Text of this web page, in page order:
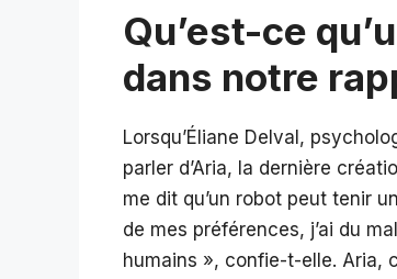
Qu’est-ce
dans notre
Lorsqu’Éliane Delval,
parler d’Aria, la dernière
me dit qu’un robot peut tenir
de mes préférences, j’ai du
humains », confie-t-elle. Aria,